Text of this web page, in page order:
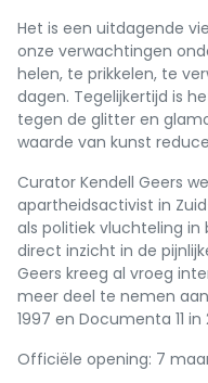
Het is een uitdagende
onze verwachtingen
helen, te prikkelen, te
dagen. Tegelijkertijd is
tegen de glitter en
waarde van kunst
Curator Kendell Geers
apartheidsactivist in
als politiek vluchteling in
direct inzicht in de
Geers kreeg al vroeg
meer deel te nemen
1997 en Documenta 11 in
Officiële opening: 7